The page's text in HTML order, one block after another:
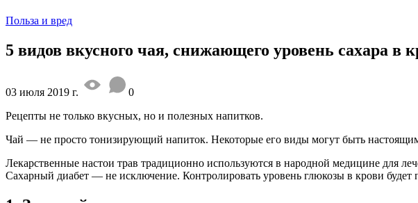
Польза и вред
5 видов вкусного чая, снижающего уровень сахара в
03 июля 2019 г.
0
Рецепты не только вкусных, но и полезных напитков.
Чай — не просто тонизирующий напиток. Некоторые его виды могут быть настоящим
Лекарственные настои трав традиционно используются в народной медицине для
Сахарный диабет — не исключение. Контролировать уровень глюкозы в крови